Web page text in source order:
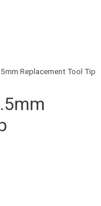
Replacement Tool Tip